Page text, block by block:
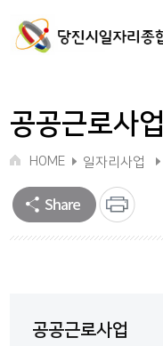
공공근로사업
HOME 일자리사업
공공근로사업